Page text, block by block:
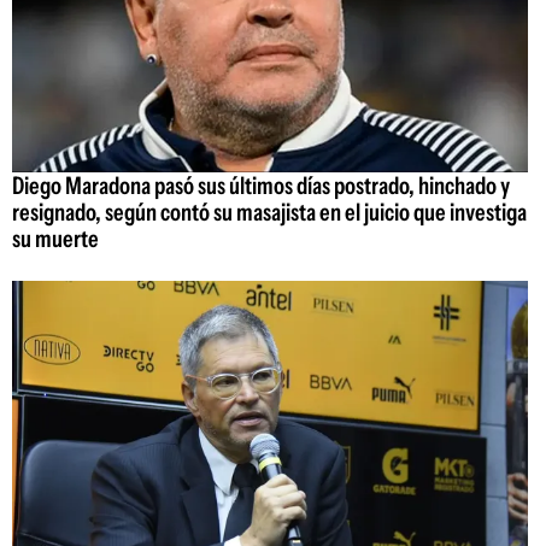
Diego Maradona pasó sus últimos días postrado, hinchado y
resignado, según contó su masajista en el juicio que investiga
su muerte